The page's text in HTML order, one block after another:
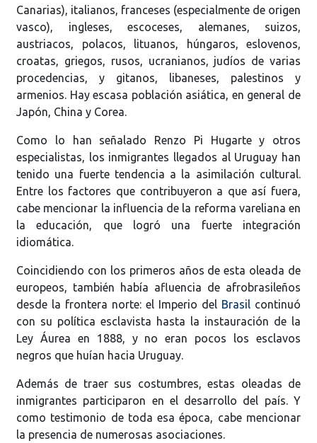
Canarias), italianos, franceses (especialmente de origen
vasco), ingleses, escoceses, alemanes, suizos,
austriacos, polacos, lituanos, húngaros, eslovenos,
croatas, griegos, rusos, ucranianos, judíos de varias
procedencias, y gitanos, libaneses, palestinos y
armenios. Hay escasa población asiática, en general de
Japón, China y Corea.
Como lo han señalado Renzo Pi Hugarte y otros
especialistas, los inmigrantes llegados al Uruguay han
tenido una fuerte tendencia a la asimilación cultural.
Entre los factores que contribuyeron a que así fuera,
cabe mencionar la influencia de la reforma vareliana en
la educación, que logró una fuerte integración
idiomática.
Coincidiendo con los primeros años de esta oleada de
europeos, también había afluencia de afrobrasileños
desde la frontera norte: el Imperio del Brasil continuó
con su política esclavista hasta la instauración de la
Ley Áurea en 1888, y no eran pocos los esclavos
negros que huían hacia Uruguay.
Además de traer sus costumbres, estas oleadas de
inmigrantes participaron en el desarrollo del país. Y
como testimonio de toda esa época, cabe mencionar
la presencia de numerosas asociaciones.